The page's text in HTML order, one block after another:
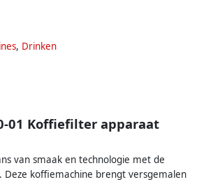
, Drinken
01 Koffiefilter apparaat
van smaak en technologie met de
Deze koffiemachine brengt versgemalen